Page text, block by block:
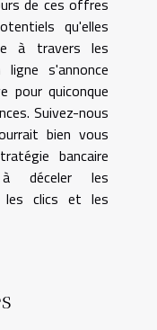
de ces offres
qu'elles
à travers les
s'annonce
pour quiconque
Suivez-nous
bien vous
bancaire
déceler les
les clics et les